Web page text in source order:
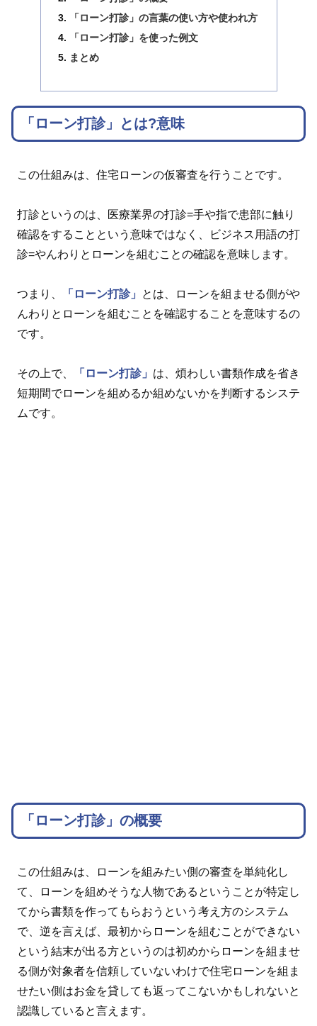
「ローン打診」の言葉の使い方や使われ方
「ローン打診」を使った例文
まとめ
「ローン打診」とは?意味
この仕組みは、住宅ローンの仮審査を行うことです。
打診というのは、医療業界の打診=手や指で患部に触り
確認をすることという意味ではなく、ビジネス用語の打
診=やんわりとローンを組むことの確認を意味します。
つまり、 「ローン打診」
とは、ローンを組ませる側がや
んわりとローンを組むことを確認することを意味するの
です。
その上で、 「ローン打診」 は、煩わしい書類作成を省き
短期間でローンを組めるか組めないかを判断するシステ
ムです。
「ローン打診」の概要
この仕組みは、ローンを組みたい側の審査を単純化し
て、ローンを組めそうな人物であるということが特定し
てから書類を作ってもらおうという考え方のシステム
で、逆を言えば、最初からローンを組むことができない
という結末が出る方というのは初めからローンを組ませ
る側が対象者を信頼していないわけで住宅ローンを組ま
せたい側はお金を貸しても返ってこないかもしれないと
認識していると言えます。